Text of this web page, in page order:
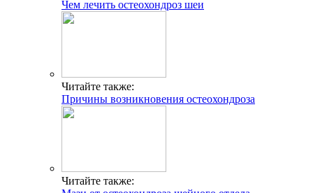
Чем лечить остеохондроз шеи
Читайте также:
Причины возникновения остеохондроза
Читайте также: